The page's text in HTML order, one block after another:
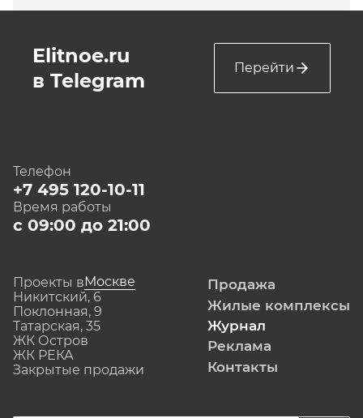
Elitnoe.ru
в Telegram
Перейти
Телефон
+7 495 120-10-11
Время работы
с 09:00 до 21:00
Проекты вМоскве
Никитский, 6
Поклонная, 9
Татарская, 35
ЖК Остров
ЖК РЕКА
Закрытые продажи
Продажа
Жилые комплексы
Журнал
Реклама
Контакты